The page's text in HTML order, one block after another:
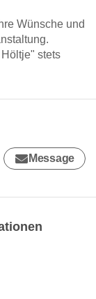
Wünsche und
stets
Message